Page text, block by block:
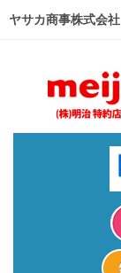
ヤサカ商事株式会社
スタッフインタビュー